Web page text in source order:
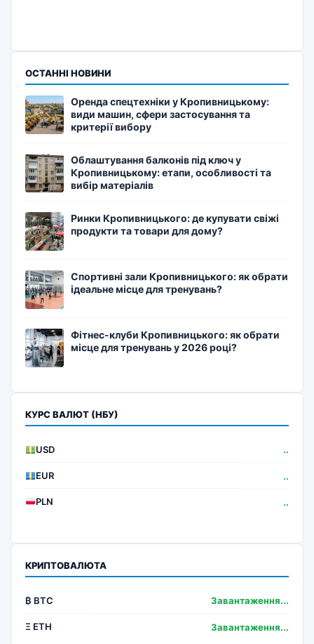
ОСТАННІ НОВИНИ
Оренда спецтехніки у Кропивницькому:
види машин, сфери застосування та
критерії вибору
Облаштування балконів під ключ у
Кропивницькому: етапи, особливості та
вибір матеріалів
Ринки Кропивницького: де купувати свіжі
продукти та товари для дому?
Спортивні зали Кропивницького: як обрати
ідеальне місце для тренувань?
Фітнес-клуби Кропивницького: як обрати
місце для тренувань у 2026 році?
КУРС ВАЛЮТ (НБУ)
USD ..
EUR ..
PLN ..
КРИПТОВАЛЮТА
₿ BTC Завантаження...
Ξ ETH Завантаження...